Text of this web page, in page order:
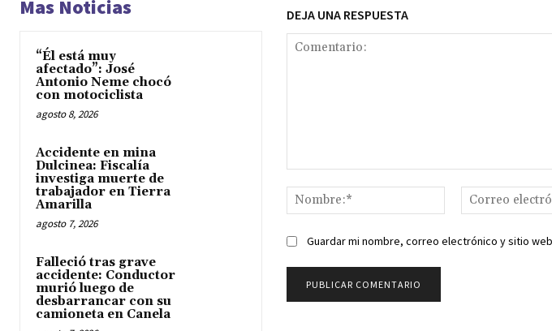
Mas Noticias
“Él está muy
afectado”: José
Antonio Neme chocó
con motociclista
agosto 8, 2026
Accidente en mina
Dulcinea: Fiscalía
investiga muerte de
trabajador en Tierra
Amarilla
agosto 7, 2026
Falleció tras grave
accidente: Conductor
murió luego de
desbarrancar con su
camioneta en Canela
DEJA UNA RESPUESTA
Nombre:*
Guardar mi nombre, correo electrónico y sitio